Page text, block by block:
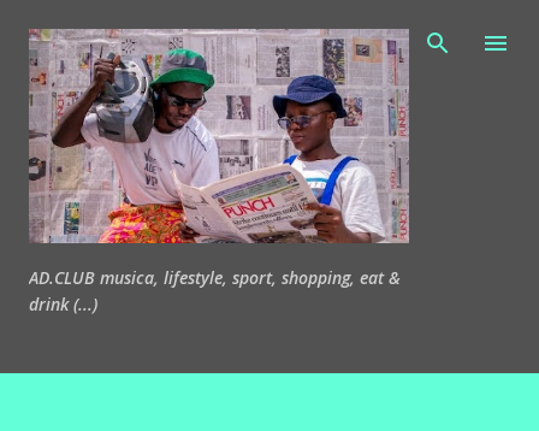
Passa ai contenuti principali
AD.CLUB musica, lifestyle, sport, shopping, eat &
drink (...)